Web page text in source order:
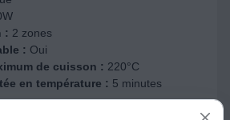
: 2 zones
: Oui
de cuisson : 220°C
en température : 5 minutes